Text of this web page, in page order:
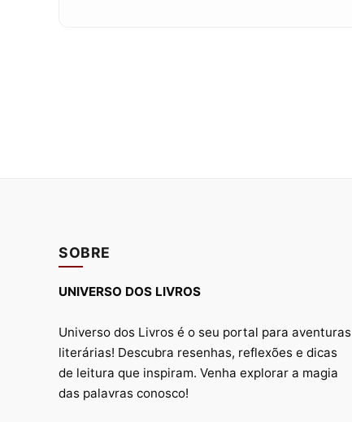
SOBRE
UNIVERSO DOS LIVROS
Universo dos Livros é o seu portal para aventuras
literárias! Descubra resenhas, reflexões e dicas
de leitura que inspiram. Venha explorar a magia
das palavras conosco!